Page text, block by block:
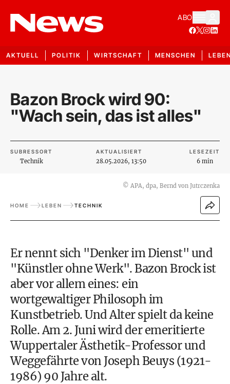
ABO
AKTUELL POLITIK WIRTSCHAFT MENSCHEN
Bazon Brock wird 90:
"Wach sein, das ist alles"
SUBRESSORT
Technik
AKTUALISIERT
28.05.2026, 13:50
LESEZEIT
6 min
© APA, dpa, Bernd von Jutrczenka
HOME LEBEN TECHNIK
Er nennt sich "Denker im Dienst" und
"Künstler ohne Werk". Bazon Brock ist
aber vor allem eines: ein
wortgewaltiger Philosoph im
Kunstbetrieb. Und Alter spielt da keine
Rolle. Am 2. Juni wird der emeritierte
Wuppertaler Ästhetik-Professor und
Weggefährte von Joseph Beuys (1921-
1986) 90 Jahre alt.